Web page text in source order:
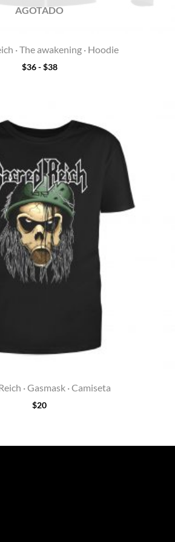
AGOTADO
· The awakening · Hoodie
$36 - $38
· Gasmask · Camiseta
$20